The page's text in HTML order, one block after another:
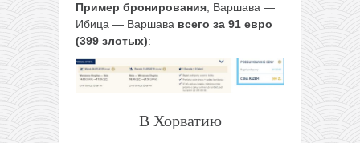
Пример бронирования , Варшава —
Ибица — Варшава всего за 91 евро
(399 злотых):
В Хорватию